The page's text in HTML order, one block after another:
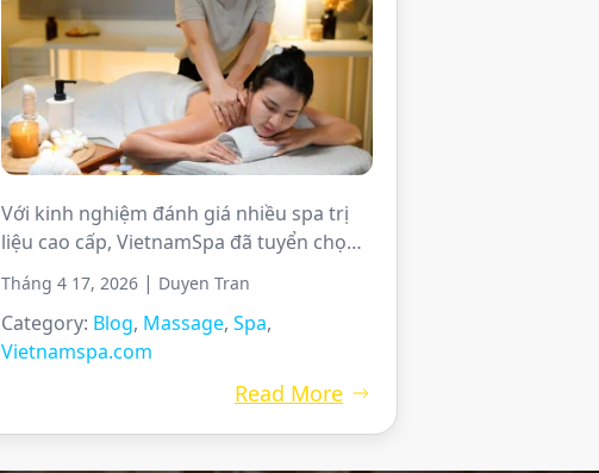
Với kinh nghiệm đánh giá nhiều spa trị
liệu cao cấp, VietnamSpa đã tuyển chọn
TOP 30+ Spa massage trị liệu tốt nhất tại
Quận 1, thành phố Hồ Chí Minh dựa trên
tiêu chí tay nghề, hiệu quả trị liệu thực
tế, không gian và độ uy tín thương hiệu.
Tháng 4 17, 2026| Duyen Tran
Category: Blog, Massage, Spa,
Vietnamspa.com
Read More